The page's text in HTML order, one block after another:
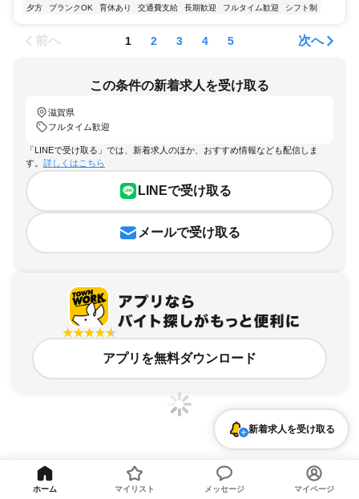
夕方
ブランクOK 育休あり 交通費支給 長期歓迎 フルタイム歓迎 シフト制
前へ 1 2 3 4 5 次へ
この条件の新着求人を受け取る
滋賀県
フルタイム歓迎
「LINEで受け取る」では、新着求人のほか、おすすめ情報なども配信しま
す。 詳しくはこちら
LINEで受け取る
メールで受け取る
アプリを無料ダウンロード
滋賀県、フルタイム歓迎のアルバイト・バイト求人情報
新着求人を受け取る
ホーム マイリスト メッセージ マイページ